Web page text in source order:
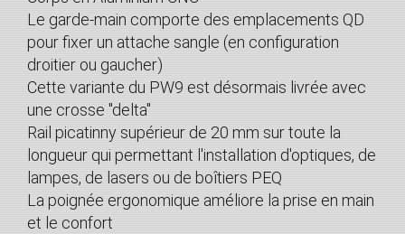
Le garde-main comporte des emplacements QD
pour fixer un attache sangle (en configuration
droitier ou gaucher)
Cette variante du PW9 est désormais livrée avec
une crosse "delta"
Rail picatinny supérieur de 20 mm sur toute la
longueur qui permettant l'installation d'optiques, de
lampes, de lasers ou de boîtiers PEQ
La poignée ergonomique améliore la prise en main
et le confort